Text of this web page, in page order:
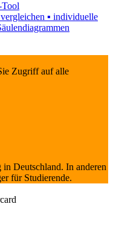
▪ individuelle
Zugriff auf alle
Deutschland. In anderen
für Studierende.